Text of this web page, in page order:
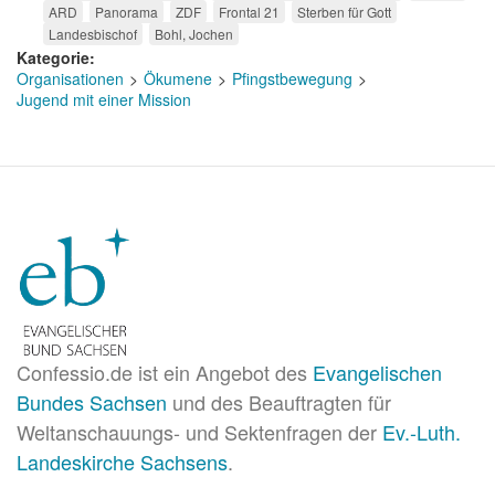
ARD
Panorama ZDF Frontal 21
Sterben für Gott
Landesbischof
Bohl, Jochen
Kategorie
Organisationen
Ökumene
Pfingstbewegung
Jugend mit einer Mission
Confessio.de ist ein Angebot des Evangelischen
Bundes Sachsen und des Beauftragten für
Weltanschauungs- und Sektenfragen der Ev.-Luth.
Landeskirche Sachsens.